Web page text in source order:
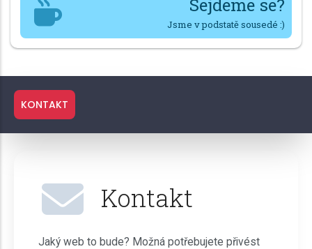
Sejdeme se?
Jsme v podstatě sousedé :)
KONTAKT
Kontakt
Jaký web to bude? Možná potřebujete přivést